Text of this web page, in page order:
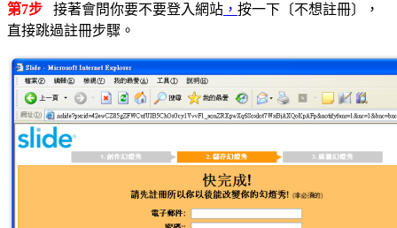
第7步 接著會問你要不要登入網站 ， 按一下〔不想註冊〕，
直接跳過註冊步驟。